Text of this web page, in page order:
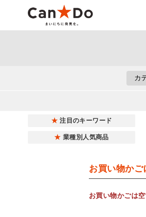
注目のキーワード
業種別人気商品
お買い物か
お買い物かごは空